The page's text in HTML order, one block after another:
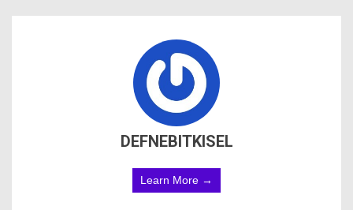
DEFNEBITKISEL
Learn More →